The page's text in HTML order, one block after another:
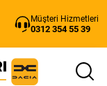
Müşteri Hizmetleri
0312 354 55 39